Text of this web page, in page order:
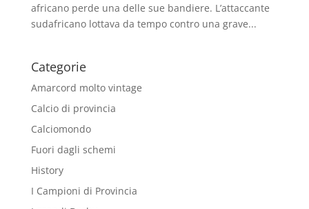
africano perde una delle sue bandiere. L’attaccante
sudafricano lottava da tempo contro una grave...
Categorie
Amarcord molto vintage
Calcio di provincia
Calciomondo
Fuori dagli schemi
History
I Campioni di Provincia